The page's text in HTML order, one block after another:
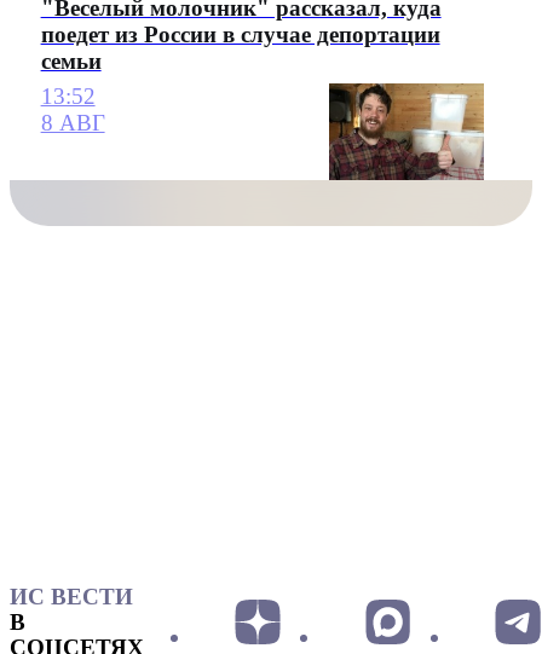
"Веселый молочник" рассказал, куда
поедет из России в случае депортации
семьи
13:52
8 АВГ
ИС ВЕСТИ
В
СОЦСЕТЯХ